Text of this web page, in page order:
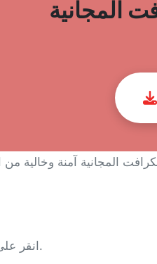
انقر على "موافق" في متصفح كروم لبدء التحميل.